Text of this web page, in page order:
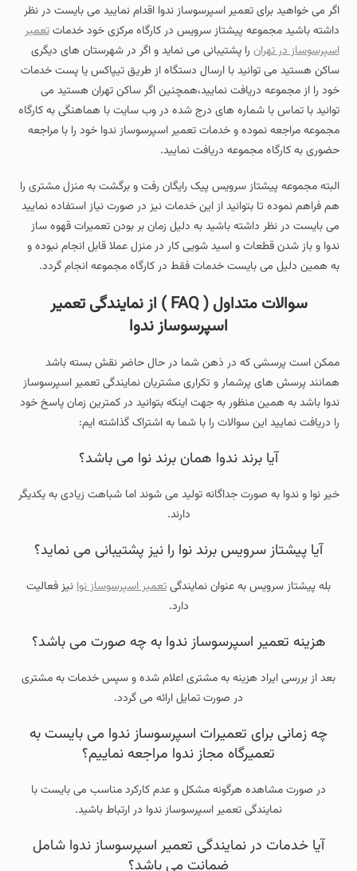
اگر می خواهید برای تعمیر اسپرسوساز ندوا اقدام نمایید می بایست در نظر
داشته باشید مجموعه پیشتاز سرویس در کارگاه مرکزی خود خدماتتعمیر
اسپرسوساز در تهران را پشتیبانی می نماید و اگر در شهرستان های دیگری
ساکن هستید می توانید با ارسال دستگاه از طریق تیپاکس یا پست خدمات
خود را از مجموعه دریافت نمایید،همچنین اگر ساکن تهران هستید می
توانید با تماس با شماره های درج شده در وب سایت با هماهنگی به کارگاه
مجموعه مراجعه نموده و خدمات تعمیر اسپرسوساز ندوا خود را با مراجعه
حضوری به کارگاه مجموعه دریافت نمایید.
البته مجموعه پیشتاز سرویس پیک رایگان رفت و برگشت به منزل مشتری را
هم فراهم نموده تا بتوانید از این خدمات نیز در صورت نیاز استفاده نمایید
می بایست در نظر داشته باشید به دلیل زمان بر بودن تعمیرات قهوه ساز
ندوا و باز شدن قطعات و اسید شویی کار در منزل عملا قابل انجام نبوده و
به همین دلیل می بایست خدمات فقط در کارگاه مجموعه انجام گردد.
سوالات متداول ( FAQ ) از نمایندگی تعمیر
اسپرسوساز ندوا
ممکن است پرسشی که در ذهن شما در حال حاضر نقش بسته باشد
همانند پرسش های پرشمار و تکراری مشتریان نمایندگی تعمیر اسپرسوساز
ندوا باشد به همین منظور به جهت اینکه بتوانید در کمترین زمان پاسخ خود
را دریافت نمایید این سوالات را با شما به اشتراک گذاشته ایم:
آیا برند ندوا همان برند نوا می باشد؟
خیر نوا و ندوا به صورت جداگانه تولید می شوند اما شباهت زیادی به یکدیگر
دارند.
آیا پیشتاز سرویس برند نوا را نیز پشتیبانی می نماید؟
بله پیشتاز سرویس به عنوان نمایندگیتعمیر اسپرسوساز نوانیز فعالیت
دارد.
هزینه تعمیر اسپرسوساز ندوا به چه صورت می باشد؟
بعد از بررسی ایراد هزینه به مشتری اعلام شده و سپس خدمات به مشتری
در صورت تمایل ارائه می گردد.
چه زمانی برای تعمیرات اسپرسوساز ندوا می بایست به
تعمیرگاه مجاز ندوا مراجعه نماییم؟
در صورت مشاهده هرگونه مشکل و عدم کارکرد مناسب می بایست با
نمایندگی تعمیر اسپرسوساز ندوا در ارتباط باشید.
آیا خدمات در نمایندگی تعمیر اسپرسوساز ندوا شامل
ضمانت می باشد؟